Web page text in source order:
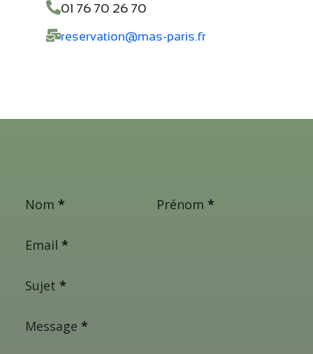
01 76 70 26 70
reservation@mas-paris.fr
Nom * Prénom *
Email *
Sujet *
Message *